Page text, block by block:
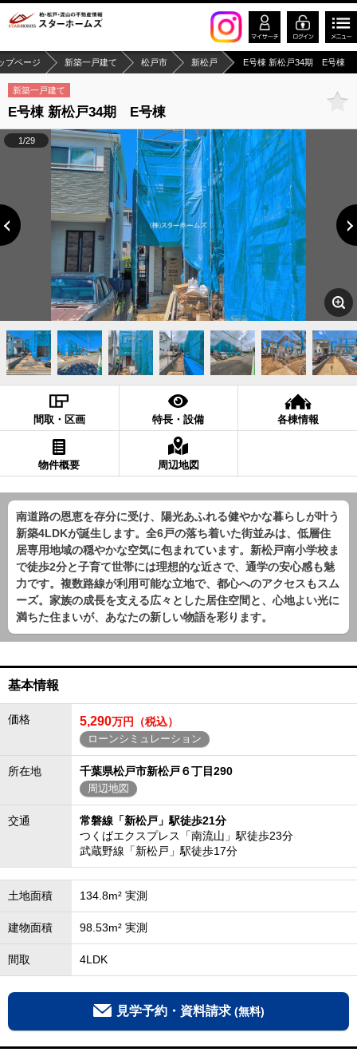
プページ 新築一戸建て 松戸市 新松戸 E号棟 新松戸34期 E号棟
新築一戸建て
E号棟 新松戸34期 E号棟
1/29
間取・区画 特長・設備 各棟情報
物件概要 周辺地図
南道路の恩恵を存分に受け、陽光あふれる健やかな暮らしが叶う
新築4LDKが誕生します。全6戸の落ち着いた街並みは、低層住
居専用地域の穏やかな空気に包まれています。新松戸南小学校ま
で徒歩2分と子育て世帯には理想的な近さで、通学の安心感も魅
力です。複数路線が利用可能な立地で、都心へのアクセスもスム
ーズ。家族の成長を支える広々とした居住空間と、心地よい光に
満ちた住まいが、あなたの新しい物語を彩ります。
基本情報
価格 5,290万円（税込）
ローンシミュレーション
所在地 千葉県松戸市新松戸６丁目290
周辺地図
交通
常磐線「新松戸」駅徒歩21分
つくばエクスプレス「南流山」駅徒歩23分
武蔵野線「新松戸」駅徒歩17分
土地面積 134.8m² 実測
建物面積 98.53m² 実測
間取 4LDK
見学予約・資料請求 (無料)